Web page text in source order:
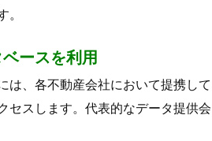
ースを利用
は、各不動産会社において提携して
セスします。代表的なデータ提供会